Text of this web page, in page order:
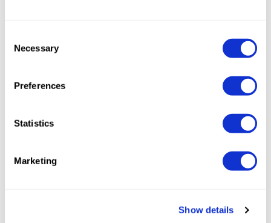
Selection
Necessary
Preferences
Statistics
Marketing
Show details
marketing.